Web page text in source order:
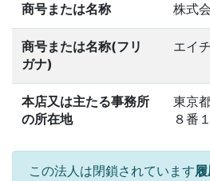
商号または名称 株式
商号または名称(フリ
ガナ)
エイ
本店又は主たる事務所
の所在地
東京
８番
この法人は閉鎖されています